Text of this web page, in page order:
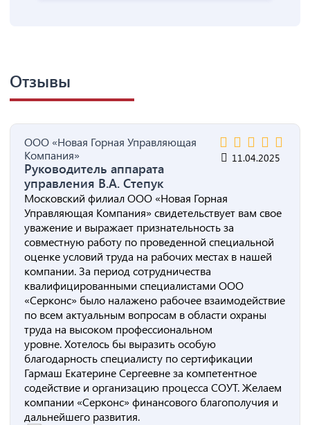
Отзывы
ООО «Новая Горная Управляющая
Компания»
Руководитель аппарата
управления В.А. Степук
11.04.2025
Московский филиал ООО «Новая Горная
Управляющая Компания» свидетельствует вам свое
уважение и выражает признательность за
совместную работу по проведенной специальной
оценке условий труда на рабочих местах в нашей
компании. За период сотрудничества
квалифицированными специалистами ООО
«Серконс» было налажено рабочее взаимодействие
по всем актуальным вопросам в области охраны
труда на высоком профессиональном
уровне. Хотелось бы выразить особую
благодарность специалисту по сертификации
Гармаш Екатерине Сергеевне за компетентное
содействие и организацию процесса СОУТ. Желаем
компании «Серконс» финансового благополучия и
дальнейшего развития.